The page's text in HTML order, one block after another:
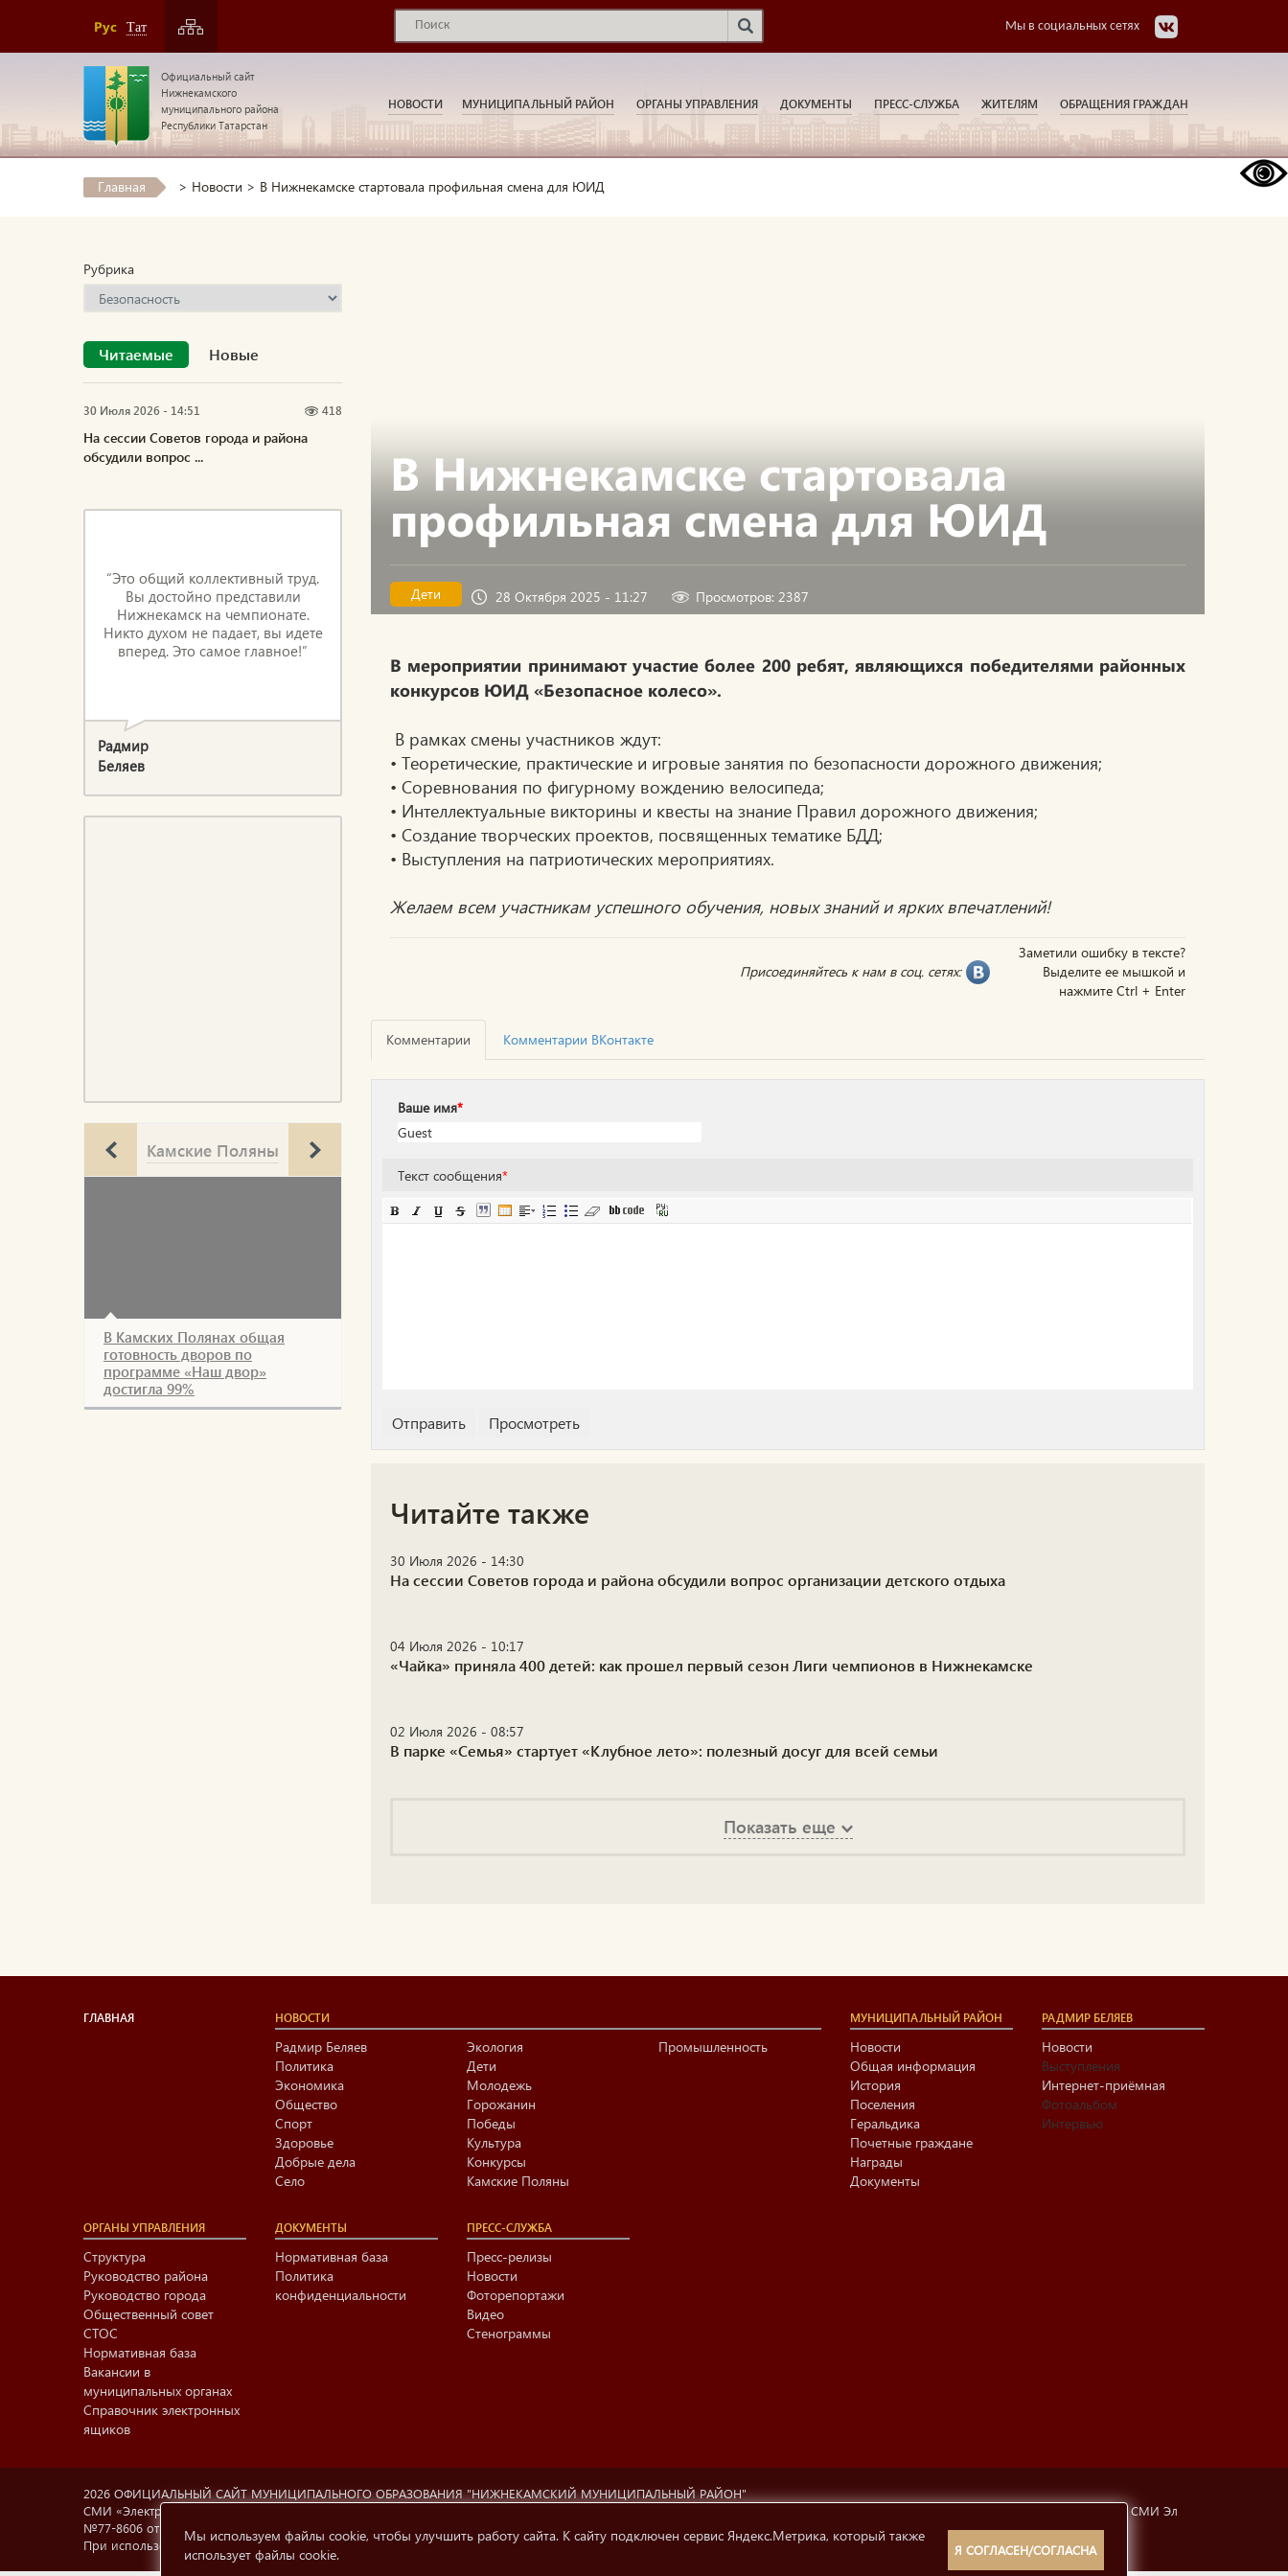
Рус Тат Мы в социальных сетях
Официальный сайт
Нижнекамского
муниципального района
Республики Татарстан
НОВОСТИ МУНИЦИПАЛЬНЫЙ РАЙОН ОРГАНЫ УПРАВЛЕНИЯ ДОКУМЕНТЫ ПРЕСС-СЛУЖБА ЖИТЕЛЯМ ОБРАЩЕНИЯ ГРАЖДАН
Главная > Новости > В Нижнекамске стартовала профильная смена для ЮИД
Рубрика
Читаемые Новые
30 Июля 2026 - 14:51 418
На сессии Советов города и района
обсудили вопрос ...
“Это общий коллективный труд.
Вы достойно представили
Нижнекамск на чемпионате.
Никто духом не падает, вы идете
вперед. Это самое главное!”
Радмир
Беляев
Камские Поляны
В Камских Полянах общая
готовность дворов по
программе «Наш двор»
достигла 99%
В Нижнекамске стартовала
профильная смена для ЮИД
Дети 28 Октября 2025 - 11:27 Просмотров: 2387
В мероприятии принимают участие более 200 ребят, являющихся победителями районных
конкурсов ЮИД «Безопасное колесо».
В рамках смены участников ждут:
• Теоретические, практические и игровые занятия по безопасности дорожного движения;
• Соревнования по фигурному вождению велосипеда;
• Интеллектуальные викторины и квесты на знание Правил дорожного движения;
• Создание творческих проектов, посвященных тематике БДД;
• Выступления на патриотических мероприятиях.
Желаем всем участникам успешного обучения, новых знаний и ярких впечатлений!
Заметили ошибку в тексте?
Выделите ее мышкой и
нажмите Ctrl + Enter
Присоединяйтесь к нам в соц. сетях:
Комментарии Комментарии ВКонтакте
Ваше имя*
Текст сообщения*
Читайте также
30 Июля 2026 - 14:30
На сессии Советов города и района обсудили вопрос организации детского отдыха
04 Июля 2026 - 10:17
«Чайка» приняла 400 детей: как прошел первый сезон Лиги чемпионов в Нижнекамске
02 Июля 2026 - 08:57
В парке «Семья» стартует «Клубное лето»: полезный досуг для всей семьи
Показать еще
ГЛАВНАЯ НОВОСТИ
Радмир Беляев
Политика
Экономика
Общество
Спорт
Здоровье
Добрые дела
Село
Экология
Дети
Молодежь
Горожанин
Победы
Культура
Конкурсы
Камские Поляны
Промышленность
МУНИЦИПАЛЬНЫЙ РАЙОН
Новости
Общая информация
История
Поселения
Геральдика
Почетные граждане
Награды
Документы
РАДМИР БЕЛЯЕВ
Новости
Выступления
Интернет-приёмная
Фотоальбом
Интервью
ОРГАНЫ УПРАВЛЕНИЯ
Структура
Руководство района
Руководство города
Общественный совет
СТОС
Нормативная база
Вакансии в
муниципальных органах
Справочник электронных
ящиков
ДОКУМЕНТЫ
Нормативная база
Политика
конфиденциальности
ПРЕСС-СЛУЖБА
Пресс-релизы
Новости
Фоторепортажи
Видео
Стенограммы
2026 ОФИЦИАЛЬНЫЙ САЙТ МУНИЦИПАЛЬНОГО ОБРАЗОВАНИЯ "НИЖНЕКАМСКИЙ МУНИЦИПАЛЬНЫЙ РАЙОН"
СМИ «Электронный Нижнекамск», учредитель МАУ «Информационный центр г. Нижнекамска» (423570 РФ, РТ, г.Нижнекамск, ул. Ахтубинская, 6а). Свидетельство о регистрации СМИ Эл
№77-8606 от 12.02.2004, Министерство РФ по делам печати, телерадиовещания и СМК.
При использовании материалов с сайта e-nkama.ruссылка на источник информации обязательна.Условия использования информации12+
Мы используем файлы cookie, чтобы улучшить работу сайта. К сайту подключен сервис Яндекс.Метрика, который также
использует файлы cookie. Я СОГЛАСЕН/СОГЛАСНА